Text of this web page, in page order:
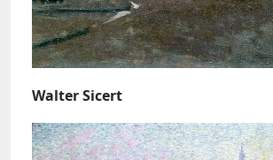
Walter Sicert